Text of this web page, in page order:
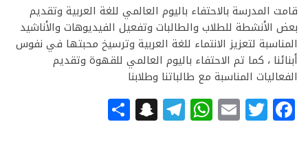
قامت المدرسة بالاحتفاء باليوم العالمي للغة العربية وتقديم
بعض الأنشطة للطلاب والطالبات وتفعيل الفيديوهات والأناشيد
المناسبة لتعزيز الانتماء للغة العربية وترسيخ محبتها في نفوس
أبنائنا ، كما تم الاحتفاء باليوم العالمي للقهوة وتقديم
الفعاليات المناسبة مع طالباتنا وطلابنا
Facebook
Twitter
Email
WhatsApp
Telegram
Snapchat